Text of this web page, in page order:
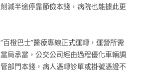
減半途停靠節儉本錢，病院也能據此更
橙巴士”醫療專線正式運轉，運營所需
局承當，公交公司經由過程優化車輛調
部門本錢，病人憑轉診單或掛號憑證不